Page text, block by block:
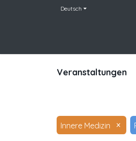
Deutsch
Veranstaltungen
Innere Medizin ×